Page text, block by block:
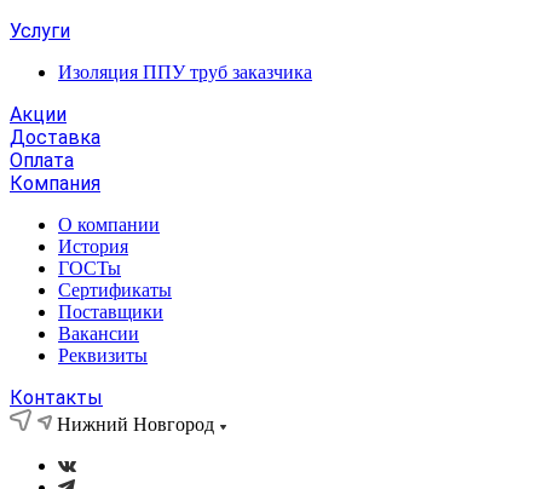
Услуги
Изоляция ППУ труб заказчика
Акции
Доставка
Оплата
Компания
О компании
История
ГОСТы
Сертификаты
Поставщики
Вакансии
Реквизиты
Контакты
Нижний Новгород